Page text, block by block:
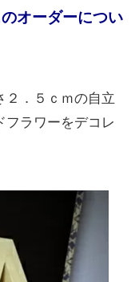
オーダーについ
２．５ｃｍの自立
フラワーをデコレ